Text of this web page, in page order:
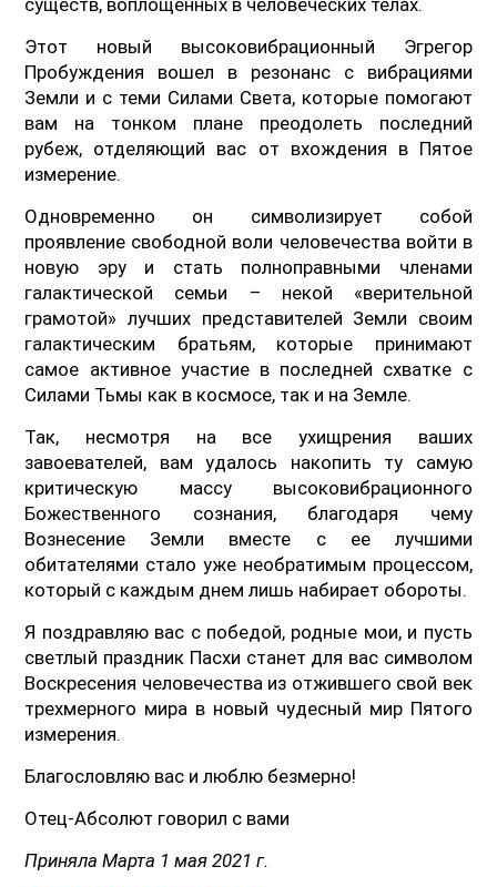
Этот новый высоковибрационный Эгрегор
Пробуждения вошел в резонанс с вибрациями
Земли и с теми Силами Света, которые помогают
вам на тонком плане преодолеть последний
рубеж, отделяющий вас от вхождения в Пятое
измерение.
Одновременно он символизирует собой
проявление свободной воли человечества войти в
новую эру и стать полноправными членами
галактической семьи – некой «верительной
грамотой» лучших представителей Земли своим
галактическим братьям, которые принимают
самое активное участие в последней схватке с
Силами Тьмы как в космосе, так и на Земле.
Так, несмотря на все ухищрения ваших
завоевателей, вам удалось накопить ту самую
критическую массу высоковибрационного
Божественного сознания, благодаря чему
Вознесение Земли вместе с ее лучшими
обитателями стало уже необратимым процессом,
который с каждым днем лишь набирает обороты.
Я поздравляю вас с победой, родные мои, и пусть
светлый праздник Пасхи станет для вас символом
Воскресения человечества из отжившего свой век
трехмерного мира в новый чудесный мир Пятого
измерения.
Благословляю вас и люблю безмерно!
Отец-Абсолют говорил с вами
Приняла Марта 1 мая 2021 г.